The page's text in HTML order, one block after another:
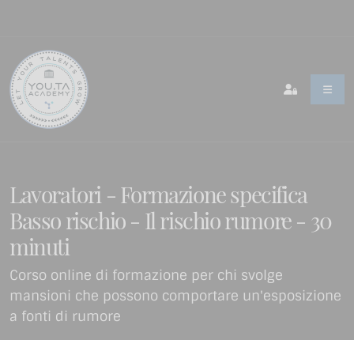
Lavoratori - Formazione specifica
Basso rischio - Il rischio rumore - 30
minuti
Corso online di formazione per chi svolge
mansioni che possono comportare un'esposizione
a fonti di rumore